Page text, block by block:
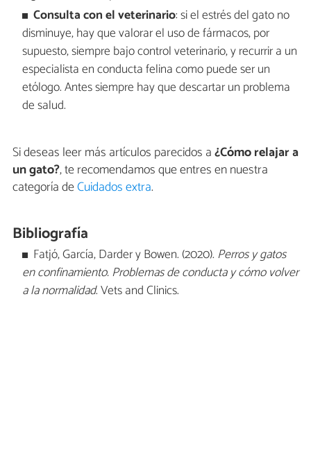
Consulta con el veterinario: si el estrés del gato no
disminuye, hay que valorar el uso de fármacos, por
supuesto, siempre bajo control veterinario, y recurrir a un
especialista en conducta felina como puede ser un
etólogo. Antes siempre hay que descartar un problema
de salud.
Si deseas leer más artículos parecidos a¿Cómo relajar a
un gato?, te recomendamos que entres en nuestra
categoría deCuidados extra.
Bibliografía
Fatjó, García, Darder y Bowen. (2020). Perros y gatos
en confinamiento. Problemas de conducta y cómo volver
a la normalidad. Vets and Clinics.